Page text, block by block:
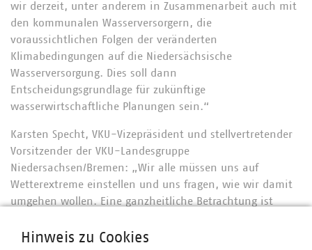
wir derzeit, unter anderem in Zusammenarbeit auch mit
den kommunalen Wasserversorgern, die
voraussichtlichen Folgen der veränderten
Klimabedingungen auf die Niedersächsische
Wasserversorgung. Dies soll dann
Entscheidungsgrundlage für zukünftige
wasserwirtschaftliche Planungen sein.“
Karsten Specht, VKU-Vizepräsident und stellvertretender
Vorsitzender der VKU-Landesgruppe
Niedersachsen/Bremen: „Wir alle müssen uns auf
Wetterextreme einstellen und uns fragen, wie wir damit
umgehen wollen. Eine ganzheitliche Betrachtung ist
der Trinkwasserversorgung nicht außer Acht lassen.“
Hinweis zu Cookies